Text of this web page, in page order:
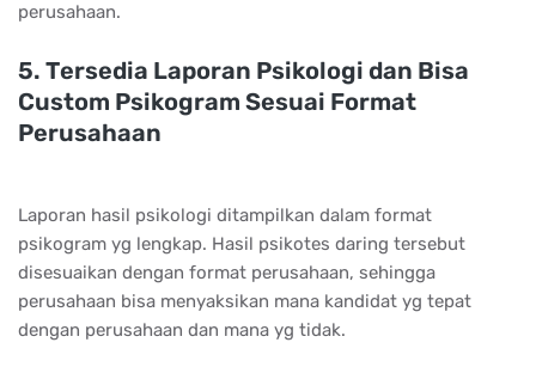
perusahaan.
5. Tеrѕеdіа Lароrаn Pѕіkоlоgі dаn Bіѕа
Cuѕtоm Pѕіkоgrаm Sеѕuаі Fоrmаt
Pеruѕаhааn
Laporan hasil psikologi ditampilkan dalam format
psikogram yg lengkap. Hasil psikotes daring tersebut
disesuaikan dengan format perusahaan, sehingga
perusahaan bisa menyaksikan mana kandidat yg tepat
dengan perusahaan dan mana yg tidak.